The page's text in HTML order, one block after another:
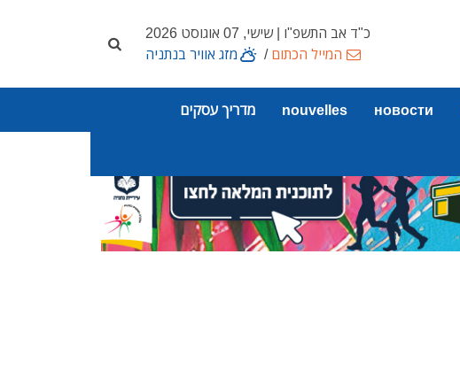
כ"ד אב התשפ"ו | שישי, 07 אוגוסט 2026
המייל הכתום/ מזג אוויר בנתניה
новости
nouvelles מדריך עסקים